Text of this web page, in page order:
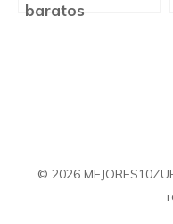
baratos
© 2026